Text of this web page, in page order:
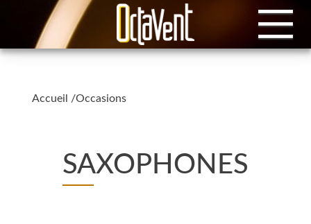
Accueil /Occasions
SAXOPHONES